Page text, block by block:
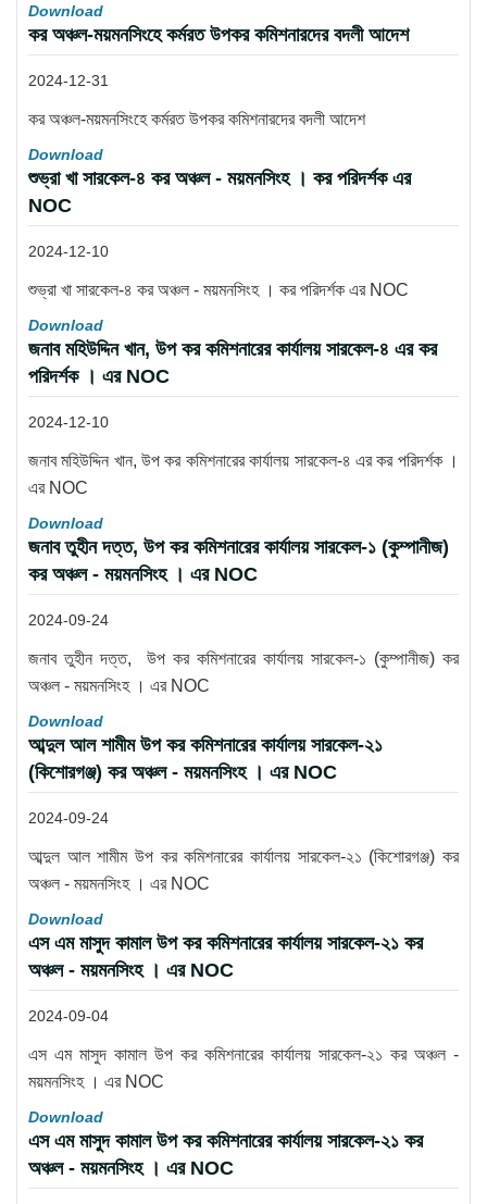
Download
কর অঞ্চল-ময়মনসিংহে কর্মরত উপকর কমিশনারদের বদলী আদেশ
2024-12-31
কর অঞ্চল-ময়মনসিংহে কর্মরত উপকর কমিশনারদের বদলী আদেশ
Download
শুভ্রা খা সারকেল-৪ কর অঞ্চল - ময়মনসিংহ । কর পরিদর্শক এর
NOC
2024-12-10
শুভ্রা খা সারকেল-৪ কর অঞ্চল - ময়মনসিংহ । কর পরিদর্শক এর NOC
Download
জনাব মহিউদ্দিন খান, উপ কর কমিশনারের কার্যালয় সারকেল-৪ এর কর
পরিদর্শক । এর NOC
2024-12-10
জনাব মহিউদ্দিন খান, উপ কর কমিশনারের কার্যালয় সারকেল-৪ এর কর পরিদর্শক ।
এর NOC
Download
জনাব তুহীন দত্ত, উপ কর কমিশনারের কার্যালয় সারকেল-১ (কুম্পানীজ)
কর অঞ্চল - ময়মনসিংহ । এর NOC
2024-09-24
জনাব তুহীন দত্ত, উপ কর কমিশনারের কার্যালয় সারকেল-১ (কুম্পানীজ) কর
অঞ্চল - ময়মনসিংহ । এর NOC
Download
আব্দুল আল শামীম উপ কর কমিশনারের কার্যালয় সারকেল-২১
(কিশোরগঞ্জ) কর অঞ্চল - ময়মনসিংহ । এর NOC
2024-09-24
আব্দুল আল শামীম উপ কর কমিশনারের কার্যালয় সারকেল-২১ (কিশোরগঞ্জ) কর
অঞ্চল - ময়মনসিংহ । এর NOC
Download
এস এম মাসুদ কামাল উপ কর কমিশনারের কার্যালয় সারকেল-২১ কর
অঞ্চল - ময়মনসিংহ । এর NOC
2024-09-04
এস এম মাসুদ কামাল উপ কর কমিশনারের কার্যালয় সারকেল-২১ কর অঞ্চল -
ময়মনসিংহ । এর NOC
Download
এস এম মাসুদ কামাল উপ কর কমিশনারের কার্যালয় সারকেল-২১ কর
অঞ্চল - ময়মনসিংহ । এর NOC